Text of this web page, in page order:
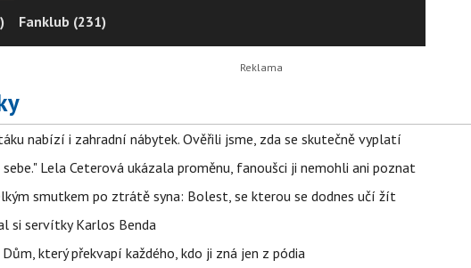
Fanklub (231)
nabízí i zahradní nábytek. Ověřili jsme, zda se skutečně vyplatí
Lela Ceterová ukázala proměnu, fanoušci ji nemohli ani poznat
smutkem po ztrátě syna: Bolest, se kterou se dodnes učí žít
si servítky Karlos Benda
který překvapí každého, kdo ji zná jen z pódia